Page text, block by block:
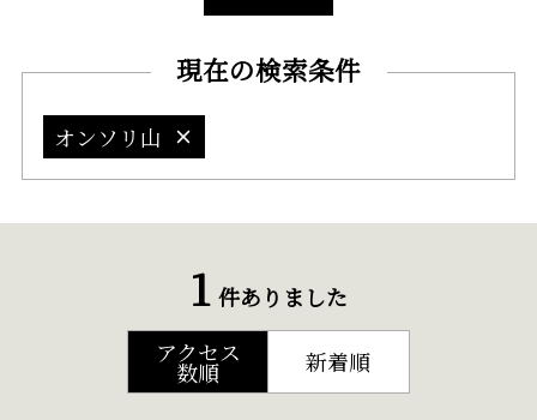
現在の検索条件
オンソリ山
1 件ありました
アクセス
数順 新着順